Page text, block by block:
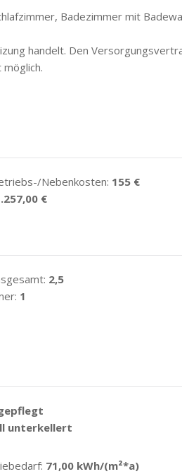
Badezimmer mit
handelt. Den
Nebenkosten: 155 €
€
2,5
1
unterkellert
71,00 kWh/(m²*a)